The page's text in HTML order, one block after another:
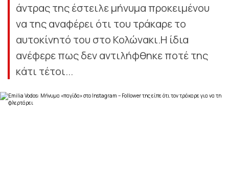
άντρας της έστειλε μήνυμα προκειμένου
να της αναφέρει ότι του τράκαρε το
αυτοκίνητό του στο Κολώνακι.Η ίδια
ανέφερε πως δεν αντιλήφθηκε ποτέ της
κάτι τέτοι...